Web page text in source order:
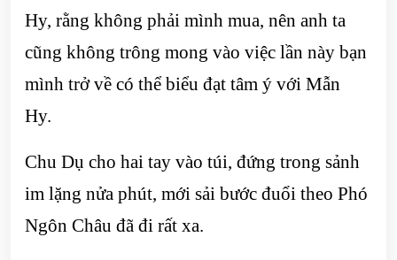
Hy, rằng không phải mình mua, nên anh ta
cũng không trông mong vào việc lần này bạn
mình trở về có thể biểu đạt tâm ý với Mẫn
Hy.
Chu Dụ cho hai tay vào túi, đứng trong sảnh
im lặng nửa phút, mới sải bước đuổi theo Phó
Ngôn Châu đã đi rất xa.